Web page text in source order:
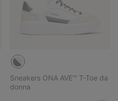
Sneakers ONA AVE™ T-Toe da
donna